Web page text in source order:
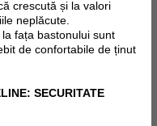
crescută și la valori
neplăcute.
fața bastonului sunt
de confortabile de ținut
SECURITATE